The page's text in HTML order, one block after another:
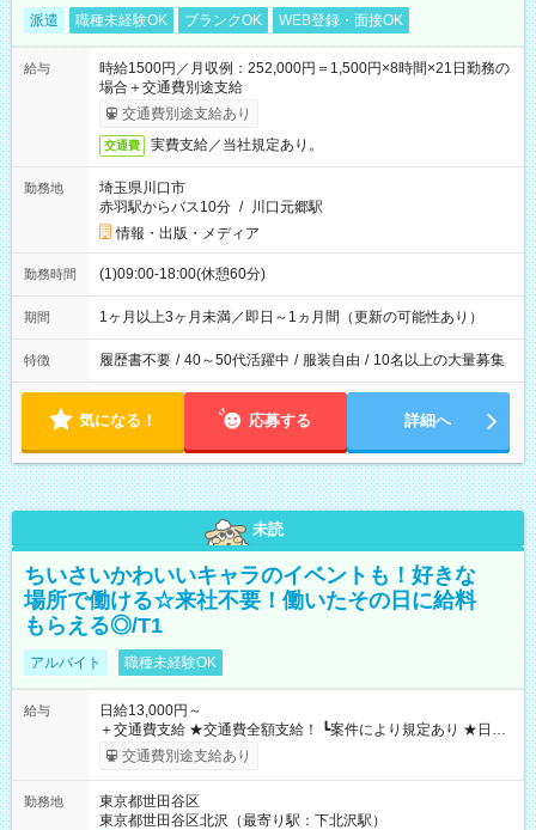
派遣 職種未経験OK ブランクOK WEB登録・面接OK
給与
時給1500円／月収例：252,000円＝1,500円×8時間×21日勤務の
場合＋交通費別途支給
交通費別途支給あり
交通費 実費支給／当社規定あり。
勤務地
埼玉県川口市
赤羽駅からバス10分 / 川口元郷駅
情報・出版・メディア
勤務時間 (1)09:00-18:00(休憩60分)
期間 1ヶ月以上3ヶ月未満／即日～1ヵ月間（更新の可能性あり）
特徴 履歴書不要 / 40～50代活躍中 / 服装自由 / 10名以上の大量募集
気になる！ 応募する 詳細へ
未読
ちいさいかわいいキャラのイベントも！好きな
場所で働ける☆来社不要！働いたその日に給料
もらえる◎/T1
アルバイト 職種未経験OK
給与
日給13,000円～
＋交通費支給 ★交通費全額支給！ ┗案件により規定あり ★日払
いOK！（規定あり） ┗働いたその日に現金GET♪ お仕事後はコ
ンビニATMから 日払い分を引き落とせます！ 【試用期間】試
交通費別途支給あり
勤務地
東京都世田谷区
東京都世田谷区北沢（最寄り駅：下北沢駅）